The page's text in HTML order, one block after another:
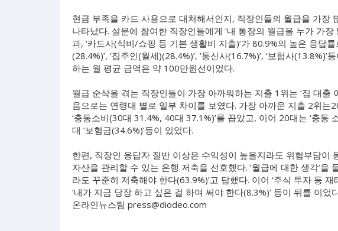
현금 부족을 카드 사용으로 대처해서인지, 직장인들의 월급을 가장
나타났다. 설문에 참여한 직장인들에게 ‘내 통장의 월급을 누가 가
과, ‘카드사(식비/쇼핑 등 기본 생활비 지출)’가 80.9%의 높은 응답
(28.4%)’, ‘집주인(월세)(28.4%)’, ‘통신사(16.7%)’, ‘보험사
하는 월 평균 금액은 약 100만원선이었다.
월급 순삭을 겪는 직장인들이 가장 아까워하는 지출 1위는 ‘집 대출
음으로는 연령대 별로 일부 차이를 보였다. 가장 아까운 지출 2위는
‘충동소비(30대 31.4%, 40대 37.1%)’를 꼽았고, 이어 20대는 ‘충동
대 ‘보험금(34.6%)’등이 있었다.
한편, 직장인 응답자 절반 이상은 수익성이 높을지라도 위험부담이
자산을 관리할 수 있는 은행 저축을 선호했다. ‘월급에 대한 생각’을
라도 꾸준히 저축해야 한다(63.9%)’고 답했다. 이어 ‘주식 투자 등
‘내가 지금 당장 하고 싶은 걸 하며 써야 한다(8.3%)’ 등이 뒤를 이었
온라인뉴스팀 press@diodeo.com